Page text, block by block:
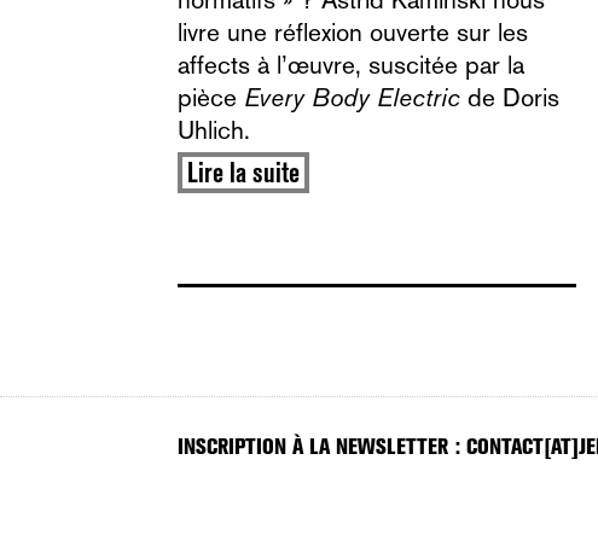
livre une réflexion ouverte sur les
affects à l’œuvre, suscitée par la
pièce Every Body Electric de Doris
Uhlich.
Lire la suite
INSCRIPTION À LA NEWSLETTER :